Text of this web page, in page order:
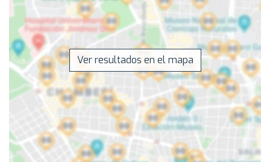
Ver resultados en el mapa